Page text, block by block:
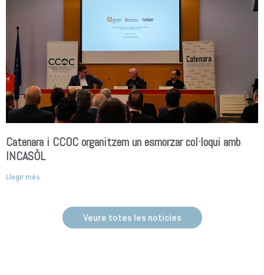
Catenara i CCOC organitzem un esmorzar col·loqui amb
INCASÒL
Llegir més
Veure totes les notícies